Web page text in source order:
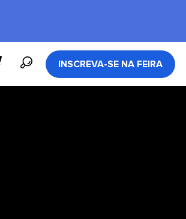
INSCREVA-SE NA FEIRA